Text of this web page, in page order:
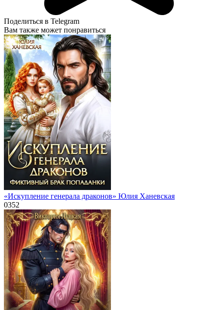
Поделиться в Telegram
Вам также может понравиться
«Искупление генерала драконов» Юлия Ханевская
0352